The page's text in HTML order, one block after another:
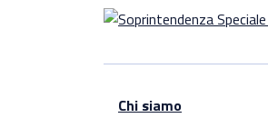
Chi siamo